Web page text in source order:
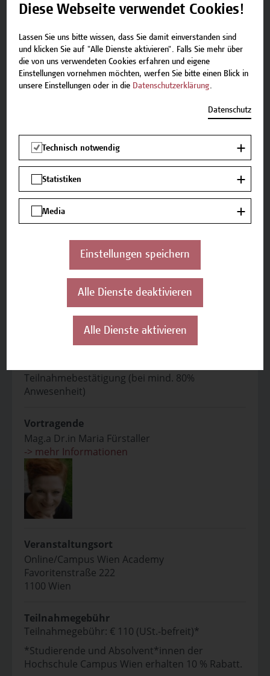
Forschungsprojekte bei einer Ethikkommission
einzureichen.
Lehr- und Lernmethoden
In diesem Seminar werden folgende Lehr- und
Forschungsarbeiten/Projekten unter
forschungsethischen Gesichtspunkten.
Zur Vortragenden
Dr.in Maria Fürstaller
Auf einen Blick
Zielgruppe
Forschende, Lehrende und Studierende.
Teilnahmebestätigung (bei mind. 80%
Anwesenheit)
Vortragende
Mag.a Dr.in Maria Fürstaller
-> mehr Informationen
Veranstaltungsort
Online/Campus Wien Academy
Favoritenstraße 222
1100 Wien
Teilnahmegebühr
Teilnahmegebühr: € 110 (USt.-befreit)*
*Studierende und Absolvent*innen der
Hochschule Campus Wien erhalten 10 % Rabatt.
Diese Webseite verwendet Cookies!
Lassen Sie uns bitte wissen, dass Sie damit einverstanden sind
und klicken Sie auf "Alle Dienste aktivieren". Falls Sie mehr über
die von uns verwendeten Cookies erfahren und eigene
Einstellungen vornehmen möchten, werfen Sie bitte einen Blick in
unsere Einstellungen oder in die Datenschutzerklärung.
Datenschutz
Technisch notwendig
Statistiken
Media
Einstellungen speichern
Alle Dienste deaktivieren
Alle Dienste aktivieren